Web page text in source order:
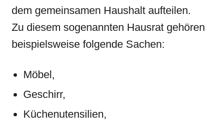
dem gemeinsamen Haushalt aufteilen.
Zu diesem sogenannten Hausrat gehören
beispielsweise folgende Sachen:
Möbel,
Geschirr,
Küchenutensilien,